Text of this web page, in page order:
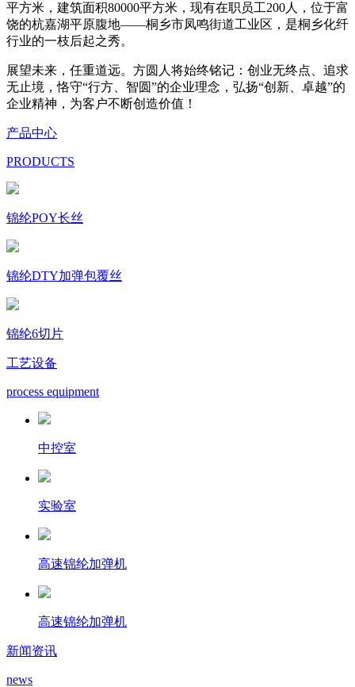
平方米，建筑面积80000平方米，现有在职员工200人，位于富
饶的杭嘉湖平原腹地——桐乡市凤鸣街道工业区，是桐乡化纤
行业的一枝后起之秀。
展望未来，任重道远。方圆人将始终铭记：创业无终点、追求
无止境，恪守“行方、智圆”的企业理念，弘扬“创新、卓越”的
企业精神，为客户不断创造价值！
产品中心
PRODUCTS
锦纶POY长丝
锦纶DTY加弹包覆丝
锦纶6切片
工艺设备
process equipment
中控室
实验室
高速锦纶加弹机
高速锦纶加弹机
新闻资讯
news